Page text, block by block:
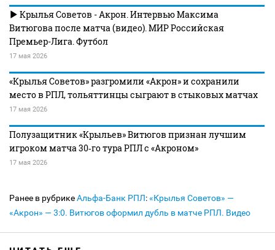
Крылья Советов - Акрон. Интервью Максима
Витюгова после матча (видео). МИР Российская
Премьер-Лига. Футбол
17 мая 2026
«Крылья Советов» разгромили «Акрон» и сохранили
место в РПЛ, тольяттинцы сыграют в стыковых матчах
17 мая 2026
Полузащитник «Крыльев» Витюгов признан лучшим
игроком матча 30‑го тура РПЛ с «Акроном»
17 мая 2026
Ранее в рубрикеАльфа-Банк РПЛ:«Крылья Советов» —
«Акрон» — 3:0. Витюгов оформил дубль в матче РПЛ. Видео